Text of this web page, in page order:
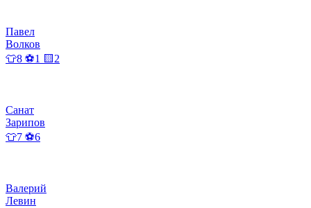
Павел
Волков
👕8 ⚽1 🟨2
Санат
Зарипов
👕7 ⚽6
Валерий
Левин